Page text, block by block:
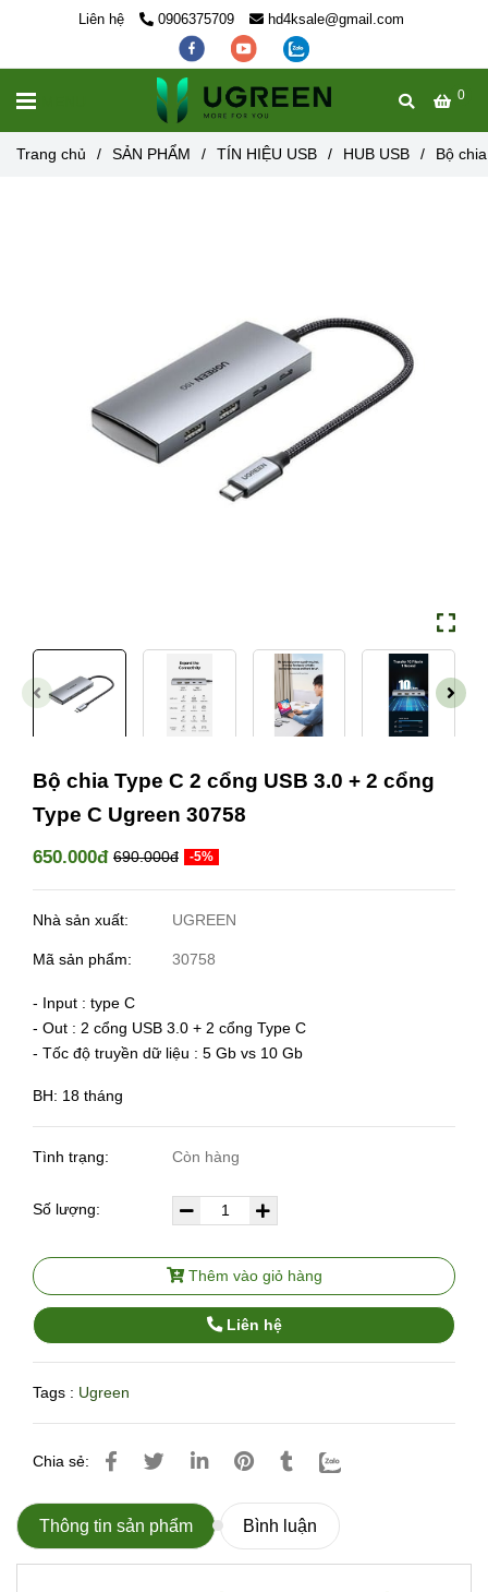
Liên hệ 0906375709 hd4ksale@gmail.com
0
Trang chủ / SẢN PHẨM / TÍN HIỆU USB / HUB USB / Bộ
Bộ chia Type C 2 cổng USB 3.0 + 2 cổng
Type C Ugreen 30758
650.000đ 690.000đ -5%
Nhà sản xuất: UGREEN
Mã sản phẩm: 30758
- Input : type C
- Out : 2 cổng USB 3.0 + 2 cổng Type C
- Tốc độ truyền dữ liệu : 5 Gb vs 10 Gb
BH: 18 tháng
Tình trạng: Còn hàng
Số lượng:
Thêm vào giỏ hàng
Liên hệ
Tags : Ugreen
Chia sẻ:
Thông tin sản phẩm Bình luận